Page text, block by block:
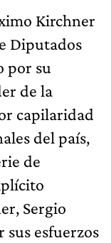
Kirchner
Diputados
por su
de la
capilaridad
del país,
de
Sergio
esfuerzos